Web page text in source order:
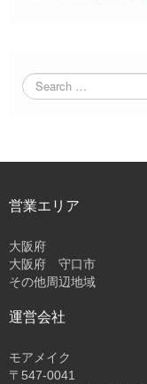
営業エリア
大阪府
大阪府 守口市
その他周辺地域
運営会社
モアメイク
〒547-0041